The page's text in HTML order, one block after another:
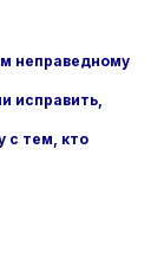
неправедному
исправить,
с тем, кто